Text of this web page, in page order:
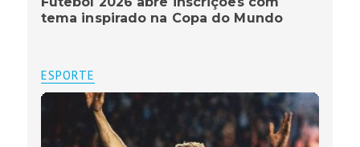
tema inspirado na Copa do Mundo
ESPORTE